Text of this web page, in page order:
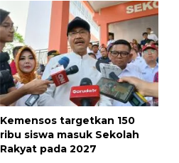
Kemensos targetkan 150
ribu siswa masuk Sekolah
Rakyat pada 2027